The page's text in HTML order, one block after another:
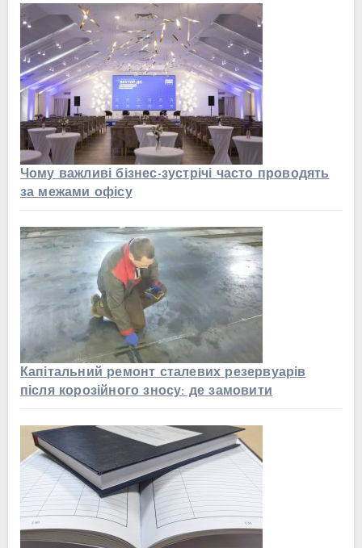
Чому важливі бізнес-зустрічі часто проводять
за межами офісу
Капітальний ремонт сталевих резервуарів
після корозійного зносу: де замовити